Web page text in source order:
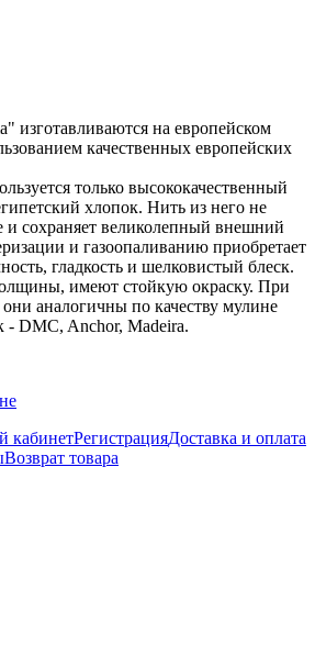
изготавливаются на европейском
качественных европейских
только высококачественный
хлопок. Нить из него не
сохраняет великолепный внешний
и газоопаливанию приобретает
гладкость и шелковистый блеск.
имеют стойкую окраску. При
аналогичны по качеству мулине
- DMC, Anchor, Madeira.
кабинетРегистрацияДоставка и оплата
Возврат товара